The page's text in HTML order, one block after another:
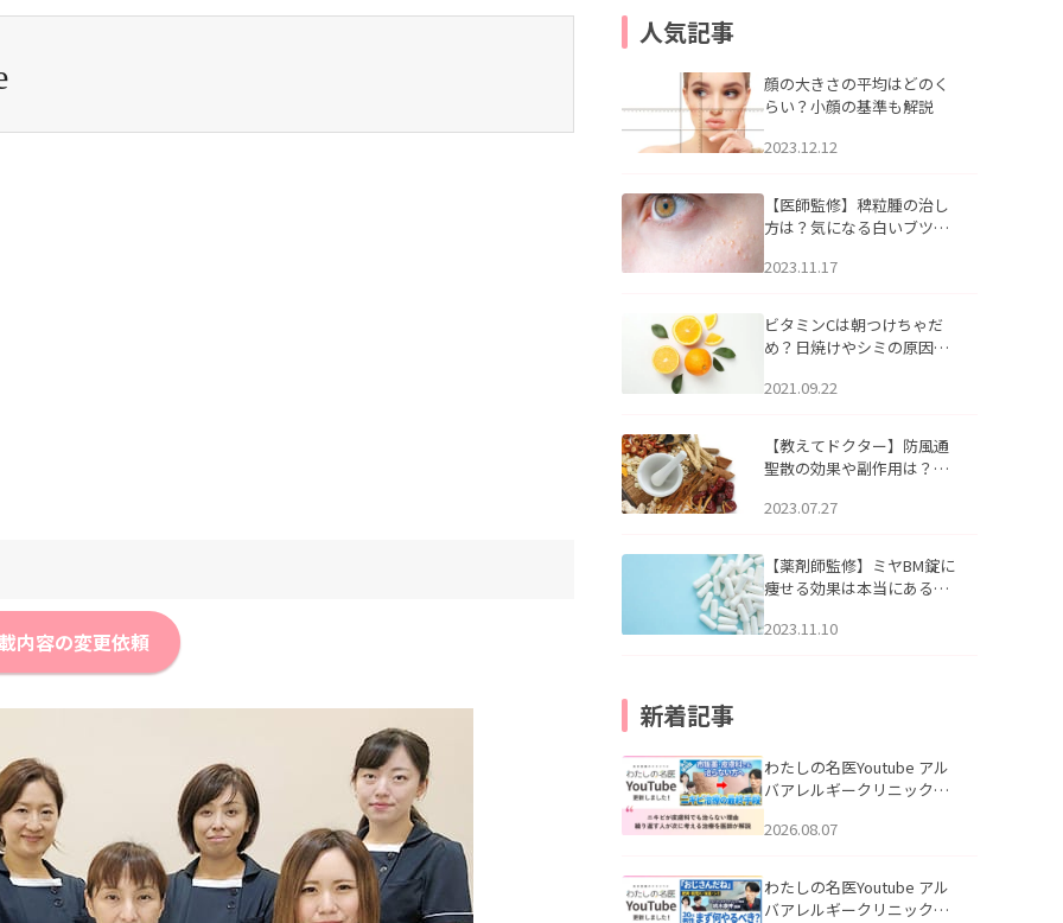
内容の変更依頼
人気記事
顔の大きさの平均はどのく
らい？小顔の基準も解説
2023.12.12
【医師監修】稗粒腫の治し
方は？気になる白いブツブ
アについて
2023.11.17
ビタミンCは朝つけちゃだ
め？日焼けやシミの原因に
2021.09.22
【教えてドクター】防風通
聖散の効果や副作用は？長
2023.07.27
【薬剤師監修】ミヤBM錠に
痩せる効果は本当にある
2023.11.10
新着記事
わたしの名医Youtube アル
バアレルギークリニック札
らない理由｜繰り返す人が
説」を公開いたしました。
2026.08.07
わたしの名医Youtube アル
バアレルギークリニック札